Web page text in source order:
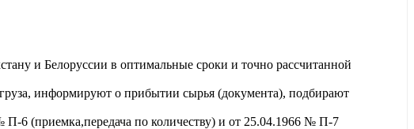
и Белоруссии в оптимальные сроки и точно рассчитанной
информируют о прибытии сырья (документа), подбирают
П-6 (приемка,передача по количеству) и от 25.04.1966 № П-7